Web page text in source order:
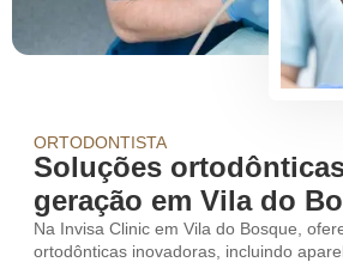
ORTODONTISTA
Soluções
geração em Vila do
Na Invisa Clinic em Vila do Bosque,
ortodônticas inovadoras, incluindo